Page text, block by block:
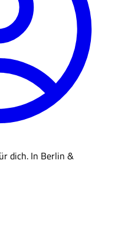
dich. In Berlin &